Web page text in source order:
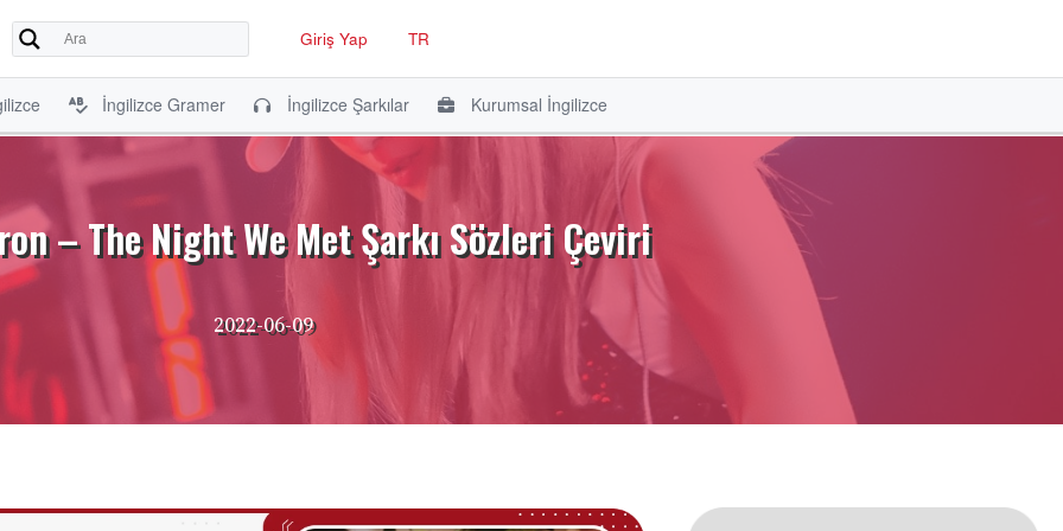
Giriş Yap TR
İngilizce Gramer İngilizce Şarkılar Kurumsal İngilizce
– The Night We Met Şarkı Sözleri Çeviri
2022-06-09